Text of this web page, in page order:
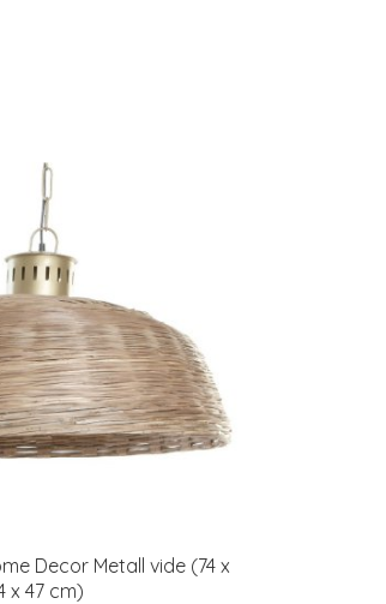
Decor Metall vide (74 x
x 47 cm)